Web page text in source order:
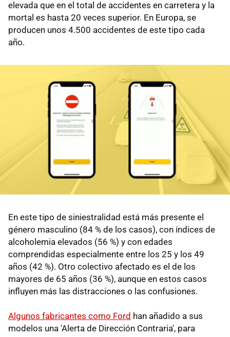
elevada que en el total de accidentes en carretera y la
mortal es hasta 20 veces superior. En Europa, se
producen unos 4.500 accidentes de este tipo cada
año.
En este tipo de siniestralidad está más presente el
género masculino (84 % de los casos), con índices de
alcoholemia elevados (56 %) y con edades
comprendidas especialmente entre los 25 y los 49
años (42 %). Otro colectivo afectado es el de los
mayores de 65 años (36 %), aunque en estos casos
influyen más las distracciones o las confusiones.
Algunos fabricantes como Ford han añadido a sus
modelos una 'Alerta de Dirección Contraria', para